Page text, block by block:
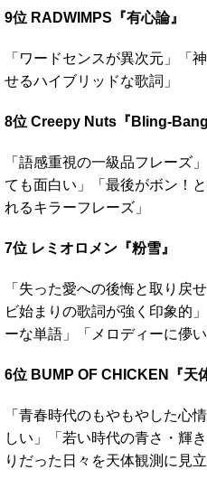
9位 RADWIMPS『有心論』
「ワードセンスが異次元」「
せるハイブリッドな歌詞」
8位 Creepy Nuts『Bling-
「語感重視の一級品フレーズ
ても面白い」「最後がボン！
れるキラーフレーズ」
7位 レミオロメン『粉雪』
「失った愛への後悔と取り戻
ビ始まりの歌詞が強く印象的
ーな単語」「メロディーに儚い
6位 BUMP OF CHICKEN『天
「青春時代のもやもやした心
しい」「若い時代の青さ・輝
りだった日々を天体観測に見